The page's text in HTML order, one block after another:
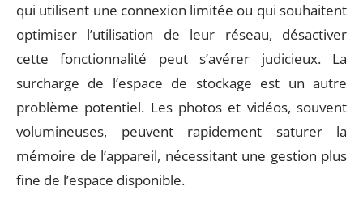
qui utilisent une connexion limitée ou qui souhaitent
optimiser l’utilisation de leur réseau, désactiver
cette fonctionnalité peut s’avérer judicieux. La
surcharge de l’espace de stockage est un autre
problème potentiel. Les photos et vidéos, souvent
volumineuses, peuvent rapidement saturer la
mémoire de l’appareil, nécessitant une gestion plus
fine de l’espace disponible.